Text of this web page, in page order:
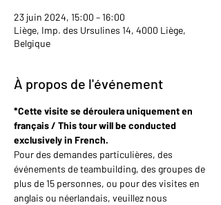
23 juin 2024, 15:00 – 16:00
Liège, Imp. des Ursulines 14, 4000 Liège,
Belgique
À propos de l'événement
*Cette visite se déroulera uniquement en
français / This tour will be conducted
exclusively in French.
Pour des demandes particulières, des
événements de teambuilding, des groupes de
plus de 15 personnes, ou pour des visites en
anglais ou néerlandais, veuillez nous